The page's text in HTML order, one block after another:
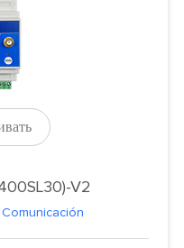
V2